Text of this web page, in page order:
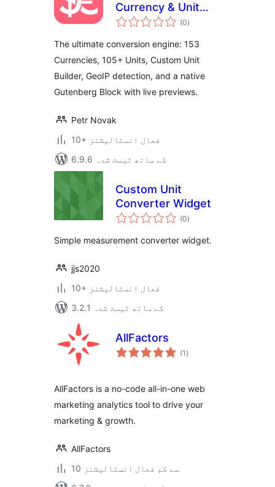
Currency & Unit
Conversion (0مجموعی
درجہ
)
The ultimate conversion engine: 153
Currencies, 105+ Units, Custom Unit
Builder, GeoIP detection, and a native
Gutenberg Block with live previews.
Petr Novak
10+ فعال انسٹالیشنز
6.9.6 کے ساتھ ٹیسٹ شدہ
Custom Unit
Converter Widget
(0مجموعی
درجہ
)
Simple measurement converter widget.
jjs2020
10+ فعال انسٹالیشنز
3.2.1 کے ساتھ ٹیسٹ شدہ
AllFactors
(1 مجموعی
درجہ
)
AllFactors is a no-code all-in-one web
marketing analytics tool to drive your
marketing & growth.
AllFactors
10 سے کم فعال انسٹالیشنز